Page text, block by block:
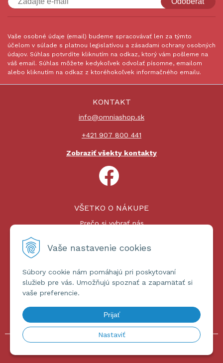
Vaše nastavenie cookies
Súbory cookie nám pomáhajú pri poskytovaní
služieb pre vás. Umožňujú spoznať a zapamätať si
vaše preferencie.
Prijať
Nastaviť
Vaše osobné údaje (email) budeme spracovávať len za týmto
účelom v súlade s platnou legislatívou a zásadami ochrany osobných
údajov. Súhlas potvrdíte kliknutím na odkaz, ktorý vám pošleme na
váš email. Súhlas môžete kedykoľvek odvolať písomne, emailom
alebo kliknutím na odkaz z ktoréhokoľvek informačného emailu.
KONTAKT
info@omniashop.sk
+421 907 800 441
Zobraziť všekty kontakty
VŠETKO O NÁKUPE
Prečo si vybrať nás
Platby a doprava
ĎALŠIE INFORMÁCIE
Obchodné podmienky
Ochrana osobných údajov
© 2026 omniashop.sk •tvorba eshopu cez UNIobchod,webhosting